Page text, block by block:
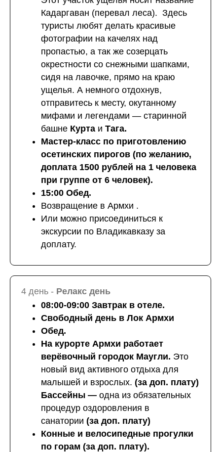
Кадаргаван (перевал леса). Здесь
туристы любят делать красивые
фотографии на качелях над
пропастью, а так же созерцать
окрестности со снежными шапками,
сидя на лавочке, прямо на краю
ущелья. А немного отдохнув,
отправитесь к месту, окутанному
мифами и легендами — старинной
башне Курта и Тага.
Мастер-класс по приготовлению
осетинских пирогов (по желанию,
доплата 1500 рублей на 1 человека
при группе от 6 человек).
15:00 Обед.
Возвращение в Армхи .
Или можно присоединиться к
экскурсии по Владикавказу за
доплату.
4 день - Релакс день
08:00-09:00 Завтрак в отеле.
Свободный день в Лок Армхи
Обед.
На курорте Армхи работает
верёвочный городок Маугли. Это
новый вид активного отдыха для
малышей и взрослых. (за доп. плату)
Бассейны — одна из обязательных
процедур оздоровления в
санатории (за доп. плату)
Конные и велосипедные прогулки
по горам (за доп. плату).